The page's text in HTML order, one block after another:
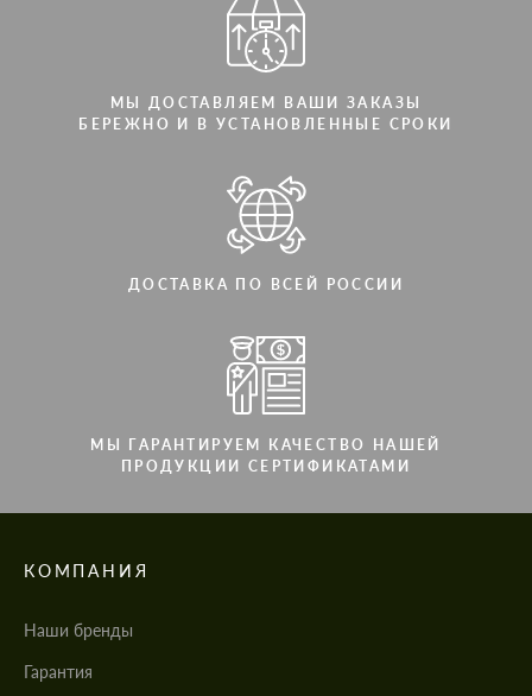
МЫ ДОСТАВЛЯЕМ ВАШИ ЗАКАЗЫ
БЕРЕЖНО И В УСТАНОВЛЕННЫЕ СРОКИ
ДОСТАВКА ПО ВСЕЙ РОССИИ
МЫ ГАРАНТИРУЕМ КАЧЕСТВО НАШЕЙ
ПРОДУКЦИИ СЕРТИФИКАТАМИ
КОМПАНИЯ
Наши бренды
Гарантия